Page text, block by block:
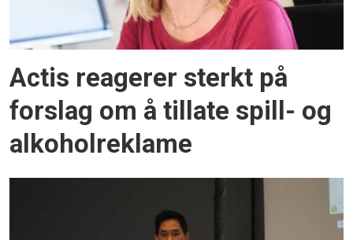
Actis reagerer sterkt på
forslag om å tillate spill- og
alkoholreklame